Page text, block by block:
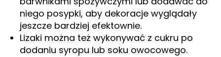
niego posypki, aby dekoracje wyglądały
jeszcze bardziej efektownie.
Lizaki można też wykonywać z cukru po
dodaniu syropu lub soku owocowego.